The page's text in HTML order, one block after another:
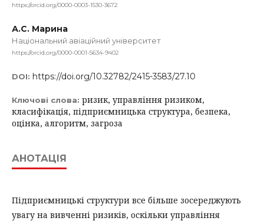
https://orcid.org/0000-0003-1530-3672
А.С. Марина
Національний авіаційний університет
https://orcid.org/0000-0001-5634-9402
DOI: https://doi.org/10.32782/2415-3583/27.10
Ключові слова: ризик, управління ризиком,
класифікація, підприємницька структура, безпека,
оцінка, алгоритм, загроза
АНОТАЦІЯ
Підприємницькі структури все більше зосереджують
увагу на вивченні ризиків, оскільки управління